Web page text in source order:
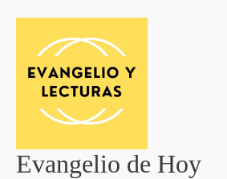
contenido
Evangelio de Hoy